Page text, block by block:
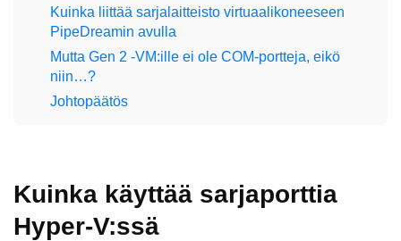
Kuinka liittää sarjalaitteisto virtuaalikoneeseen
PipeDreamin avulla
Mutta Gen 2 -VM:ille ei ole COM-portteja, eikö
niin…?
Johtopäätös
Kuinka käyttää sarjaporttia
Hyper-V:ssä